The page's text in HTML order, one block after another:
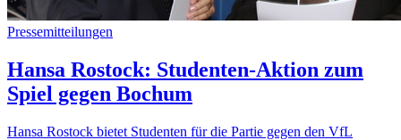
Pressemitteilungen
Hansa Rostock: Studenten-Aktion zum
Spiel gegen Bochum
Hansa Rostock bietet Studenten für die Partie gegen den VfL